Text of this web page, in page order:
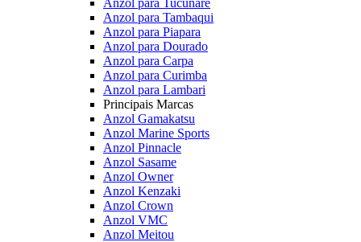
Anzol para Tucunare
Anzol para Tambaqui
Anzol para Piapara
Anzol para Dourado
Anzol para Carpa
Anzol para Curimba
Anzol para Lambari
Principais Marcas
Anzol Gamakatsu
Anzol Marine Sports
Anzol Pinnacle
Anzol Sasame
Anzol Owner
Anzol Kenzaki
Anzol Crown
Anzol VMC
Anzol Meitou